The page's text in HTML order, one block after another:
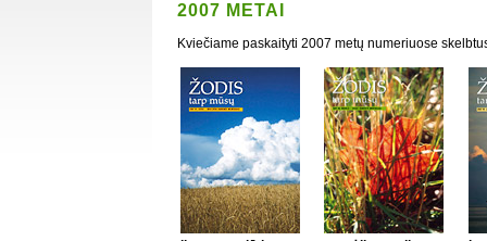
2007 METAI
Kviečiame paskaityti 2007 metų numeriuose